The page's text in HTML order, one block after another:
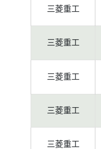
三菱重工
三菱重工
三菱重工
三菱重工
三菱重工